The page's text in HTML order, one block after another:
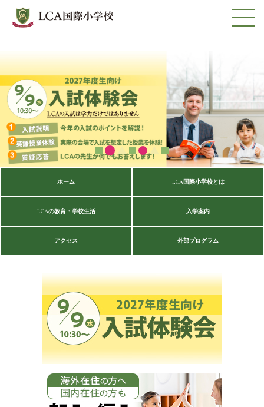
ホーム LCA国際小学校とは
LCAの教育・学校生活 入学案内
アクセス 外部プログラム